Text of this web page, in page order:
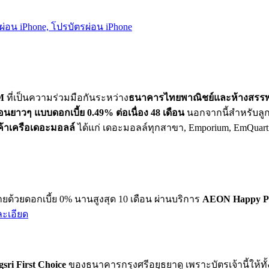
ที่เป็นความร่วมมือกันระหว่างธนาคารไทยพาณิชย์และห้างสรร
นยาวๆ แบบดอกเบี้ย 0.49% ต่อเนื่อง 48 เดือนนอกจากนี้สำหรับลู
เครือเดอะมอลล์ได้แก่ เดอะมอลล์ทุกสาขา, Emporium,
วยดอกเบี้ย 0% นานสูงสุด 10 เดือน ผ่านบริการ AEON Happy
เอียด
First Choice ของธนาคารกรุงศรีอยุธยาดู เพราะบัตรเจ้านี้ให้